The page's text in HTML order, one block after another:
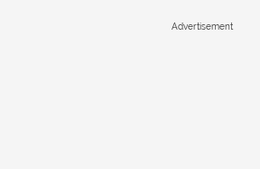
Advertisement